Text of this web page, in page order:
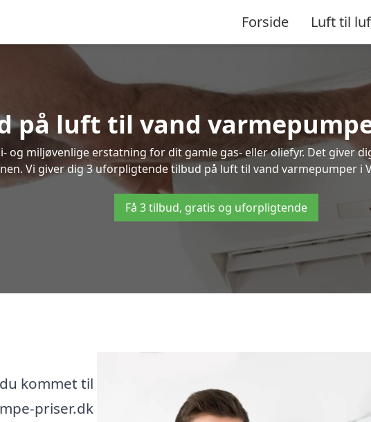
Forside Luft til
på luft til vand
og miljøvenlige erstatning for dit gamle gas- eller oliefyr. Det giver
Vi giver dig 3 uforpligtende tilbud på luft til vand varmepumper i
Få 3 tilbud, gratis og uforpligtende
kommet til
priser.dk